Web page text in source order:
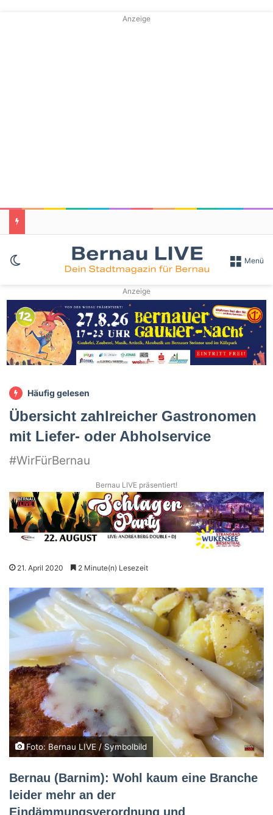
Anzeige
Skin umschalten Menü
Anzeige
Häufig gelesen
Übersicht zahlreicher Gastronomen
mit Liefer- oder Abholservice
#WirFürBernau
Bernau LIVE präsentiert!
21. April 2020 2 Minute(n) Lesezeit
Foto: Bernau LIVE / Symbolbild
Bernau (Barnim): Wohl kaum eine Branche
leider mehr an der
Eindämmungsverordnung und